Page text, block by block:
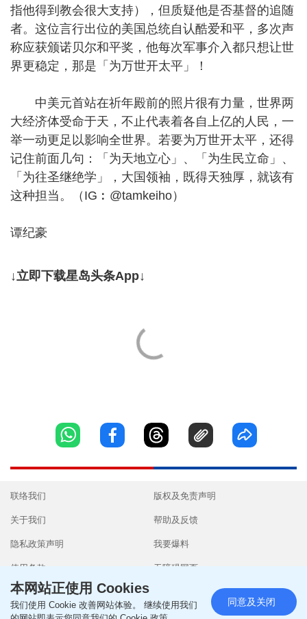
指他得到教会很大支持），但质疑他是否基督的追随
者。这位言行出位的美国总统自认酷爱和平，多次声
称应获颁诺贝尔和平奖，他每次军事介入都只想让世
界更稳定，那是「为万世开太平」！
中美元首站在祈年殿前的照片很有力量，世界两
大经济体受命于天，不止代表着各自上亿的人民，一
举一动更足以影响全世界。若要为万世开太平，还得
记住前面几句：「为天地立心」、「为生民立命」、
「为往圣继绝学」，大国领袖，既得天独厚，就该有
这种担当。（IG︰@tamkeiho）
谭纪豪
↓立即下载星岛头条App↓
联络我们
关于我们
隐私政策声明
使用条款
版权及免责声明
帮助及反馈
我要爆料
无障碍网页
本网站正使用 Cookies
我们使用 Cookie 改善网站体验。 继续使用我们
同意及关闭